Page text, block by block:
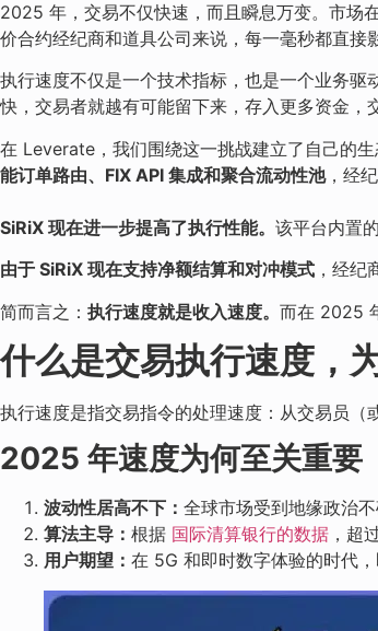
2025 年，交易不仅快速，而且瞬息万变。市场
价合约经纪商和道具公司来说，每一毫秒都直接
执行速度不仅是一个技术指标，也是一个业务驱
快，交易者就越有可能留下来，存入更多资金，
在 Leverate，我们围绕这一挑战建立了自己的
能订单路由、FIX API 集成和聚合流动性池，经
SiRiX 现在进一步提高了执行性能。 该平台内置的
由于 SiRiX 现在支持净额结算和对冲模式 ，经纪
简而言之： 执行速度就是收入速度。 而在 2025
什么是交易执行速度，
执行速度是指交易指令的处理速度：从交易员（
2025 年速度为何至关重要
波动性居高不下： 全球市场受到地缘政治
算法主导： 根据 国际清算银行的数据 ，超
用户期望： 在 5G 和即时数字体验的时代